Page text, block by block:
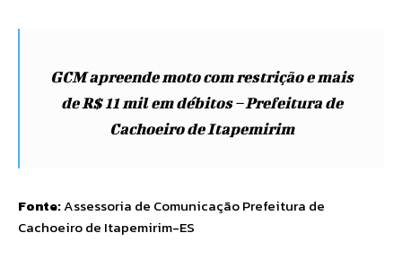
GCM apreende moto com restrição e mais
de R$ 11 mil em débitos – Prefeitura de
Cachoeiro de Itapemirim
Fonte:Assessoria de Comunicação Prefeitura de
Cachoeiro de Itapemirim-ES